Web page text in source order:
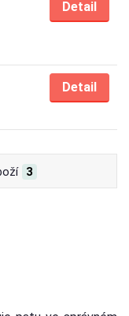
Detail
Detail
3